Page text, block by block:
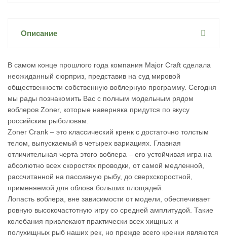
Описание
В самом конце прошлого года компания Major Craft сделала
неожиданный сюрприз, представив на суд мировой
общественности собственную воблерную программу. Сегодня
мы рады познакомить Вас с полным модельным рядом
воблеров Zoner, которые наверняка придутся по вкусу
российским рыболовам.
Zoner Crank – это классический кренк с достаточно толстым
телом, выпускаемый в четырех вариациях. Главная
отличительная черта этого воблера – его устойчивая игра на
абсолютно всех скоростях проводки, от самой медленной,
рассчитанной на пассивную рыбу, до сверхскоростной,
применяемой для облова больших площадей.
Лопасть воблера, вне зависимости от модели, обеспечивает
ровную высокочастотную игру со средней амплитудой. Такие
колебания привлекают практически всех хищных и
полухищных рыб наших рек, но прежде всего кренки являются